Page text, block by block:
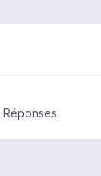
Réponses